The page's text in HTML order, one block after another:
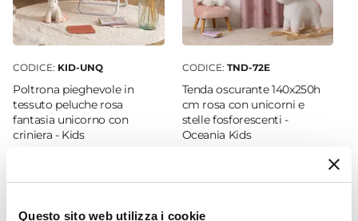
Questo sito web utilizza i cookie
Rosa
Materiale Tela
CODICE: KID-UNQ
Poltrona pieghevole in
tessuto peluche rosa
fantasia unicorno con
criniera - Kids
CODICE: TND-72E
Tenda oscurante 140x250h
cm rosa con unicorni e
stelle fosforescenti -
Oceania Kids